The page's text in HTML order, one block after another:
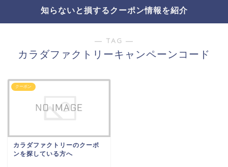
知らないと損するクーポン情報を紹介
― TAG ―
カラダファクトリーキャンペーンコード
クーポン
カラダファクトリーのクーポ
ンを探している方へ